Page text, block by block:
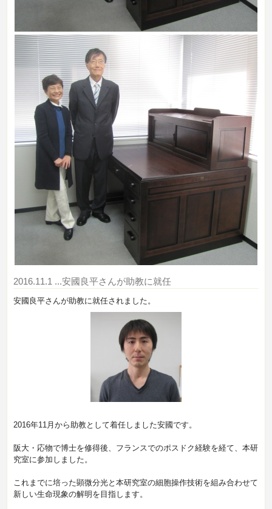
2016.11.1 ...安國良平さんが助教に就任
安國良平さんが助教に就任されました。
2016年11月から助教として着任しました安國です。
阪大・応物で博士を修得後、フランスでのポスドク経験を経て、本研
究室に参加しました。
これまでに培った顕微分光と本研究室の細胞操作技術を組み合わせて
新しい生命現象の解明を目指します。